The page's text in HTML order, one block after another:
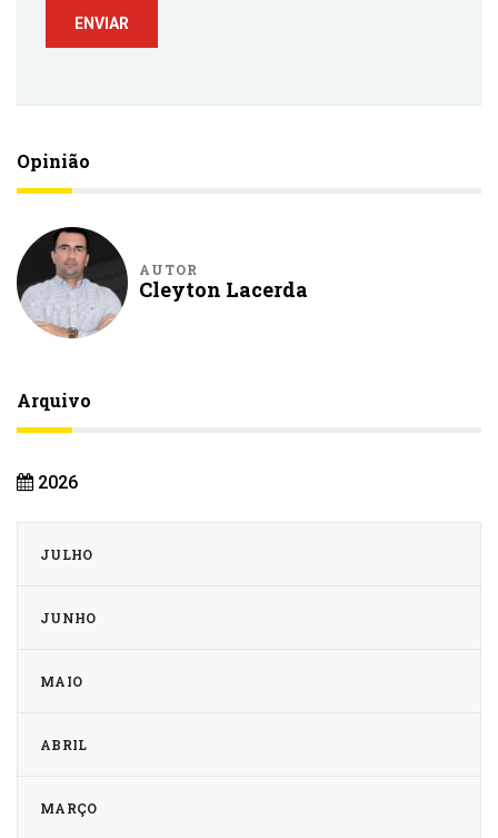
Opinião
AUTOR
Cleyton Lacerda
Arquivo
2026
JULHO
JUNHO
MAIO
ABRIL
MARÇO